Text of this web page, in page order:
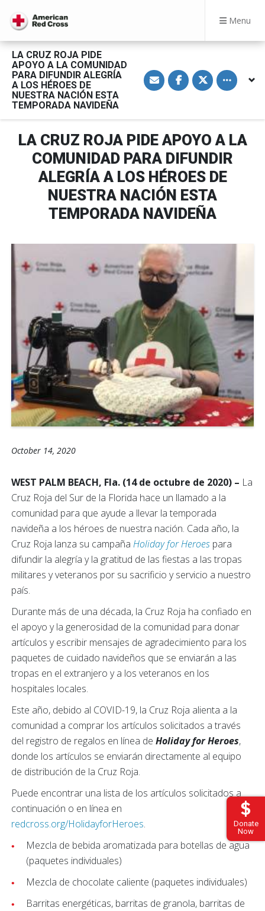
Menu
Donate
Now
LA CRUZ ROJA PIDE
APOYO A LA COMUNIDAD
PARA DIFUNDIR ALEGRÍA
A LOS HÉROES DE
NUESTRA NACIÓN ESTA
TEMPORADA NAVIDEÑA
S
h
a
i
E
m
a
i
l
S
h
a
n
a
e
b
o
o
k
S
h
a
n
w
i
t
t
e
r
Toggle
LA CRUZ ROJA PIDE APOYO A LA
COMUNIDAD PARA DIFUNDIR
ALEGRÍA A LOS HÉROES DE
NUESTRA NACIÓN ESTA
TEMPORADA NAVIDEÑA
October 14, 2020
WEST PALM BEACH, Fla. (14 de octubre de 2020) – La
Cruz Roja del Sur de la Florida hace un llamado a la
comunidad para que ayude a llevar la temporada
navideña a los héroes de nuestra nación. Cada año, la
Cruz Roja lanza su campaña Holiday for Heroes para
difundir la alegría y la gratitud de las fiestas a las tropas
militares y veteranos por su sacrificio y servicio a nuestro
país.
Durante más de una década, la Cruz Roja ha confiado en
el apoyo y la generosidad de la comunidad para donar
artículos y escribir mensajes de agradecimiento para los
paquetes de cuidado navideños que se enviarán a las
tropas en el extranjero y a los veteranos en los
hospitales locales.
Este año, debido al COVID-19, la Cruz Roja alienta a la
comunidad a comprar los artículos solicitados a través
del registro de regalos en línea de Holiday for Heroes,
donde los artículos se enviarán directamente al equipo
de distribución de la Cruz Roja.
Puede encontrar una lista de los artículos solicitados a
continuación o en línea en
redcross.org/HolidayforHeroes.
Mezcla de bebida aromatizada para botellas de agua
(paquetes individuales)
Mezcla de chocolate caliente (paquetes individuales)
Barritas energéticas, barritas de granola, barritas de